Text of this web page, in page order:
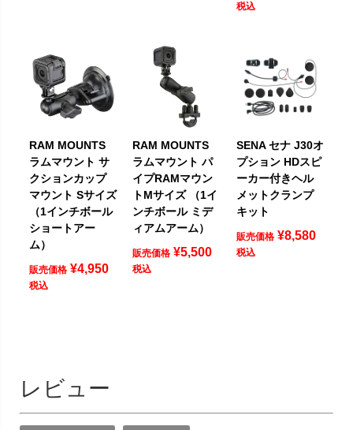
税込
RAM MOUNTS
ラムマウント サ
クションカップ
マウント Sサイズ
（1インチボール
ショートアー
ム）
販売価格 ¥4,950
税込
RAM MOUNTS
ラムマウント パ
イプRAMマウン
トMサイズ （1イ
ンチボール ミデ
ィアムアーム）
販売価格 ¥5,500
税込
SENA セナ J30オ
プション HDスピ
ーカー付きヘル
メットクランプ
キット
販売価格 ¥8,580
税込
レビュー